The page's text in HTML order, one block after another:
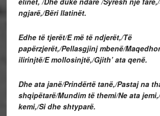
ngjarë,/Bëri llatinët.
Edhe të tjerët/E më të ndjerët,/Të
papërzjerët,/Pellasgjinj mbenë/
ilirinjtë/E mollosinjtë,/Gjith’ ata qenë.
Dhe ata janë/Prindërtë tanë,/Pastaj na
shqipëtarë/Mundim të themi/Ne ata
kemi,/Si dhe shtyparë.